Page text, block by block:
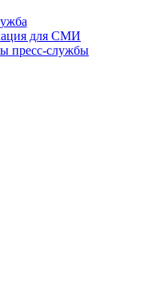
для СМИ
пресс-службы